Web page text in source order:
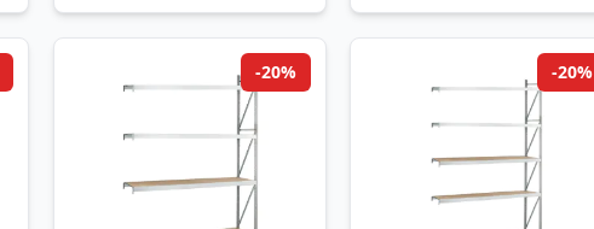
-20% -20%